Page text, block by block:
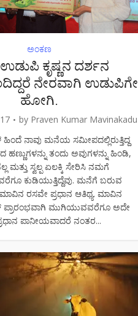
ಅಂಕಣ
ಕೃಷ್ಣನ ದರ್ಶನ
ನೇರವಾಗಿ ಉಡುಪಿಗೇ
ಹೋಗಿ.
by Praven Kumar Mavinakadu
ನಾವು ಮನೆಯ ಸಮೀಪದಲ್ಲಿರುತ್ತಿದ್ದ
ತಂದು ಅವುಗಳನ್ನು ಹಿಂಡಿ,
ಮತ್ತು ಸ್ವಲ್ಪ ಏಲಕ್ಕಿ ಸೇರಿಸಿ ನಮಗೆ
ಕುಡಿಯುತ್ತಿದ್ದೆವು. ಮನೆಗೆ ಬರುವ
ರಸವೇ ಪ್ರಧಾನ ಆತಿಥ್ಯ. ಮಾವಿನ
ಪ್ರಾರಂಭವಾಗಿ ಮುಗಿಯುವವರೆಗೂ ಅದೇ
ಪಾನೀಯವಾದರೆ ನಂತರ...